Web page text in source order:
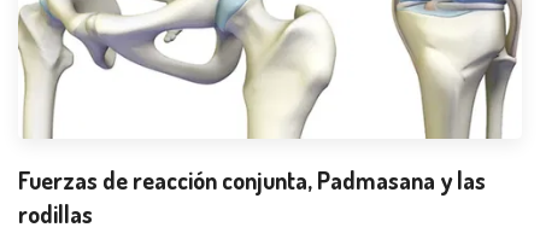
Fuerzas de reacción conjunta, Padmasana y las
rodillas